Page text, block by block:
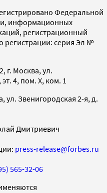
Федеральной
информационных
регистрационный
регистрации: серия Эл №
г. Москва, ул.
4, пом. X, ком. 1
ул. Звенигородская 2-я, д.
Дмитриевич
press-release@forbes.ru
565-32-06